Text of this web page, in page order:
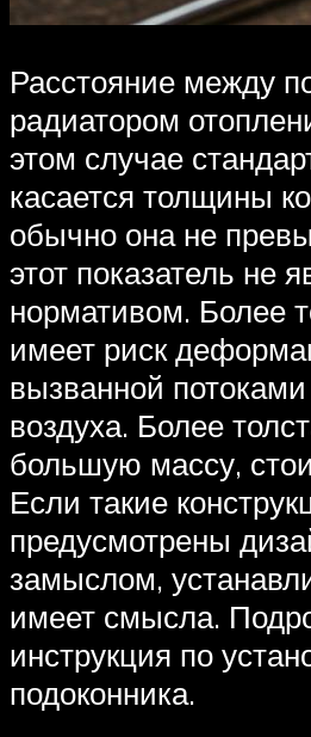
Расстояние между
радиатором
этом случае
касается толщины
обычно она не
этот показатель не
нормативом. Более
имеет риск
вызванной потоками
воздуха. Более
большую массу,
Если такие
предусмотрены
замыслом,
имеет смысла.
инструкция по
подоконника.